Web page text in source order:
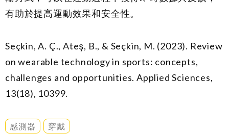
有助於提高運動效果和安全性。
Seçkin, A. Ç., Ateş, B., & Seçkin, M. (2023). Review
on wearable technology in sports: concepts,
challenges and opportunities. Applied Sciences,
13(18), 10399.
感測器 穿戴